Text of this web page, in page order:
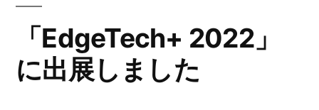
「EdgeTech+ 2022」
に出展しました